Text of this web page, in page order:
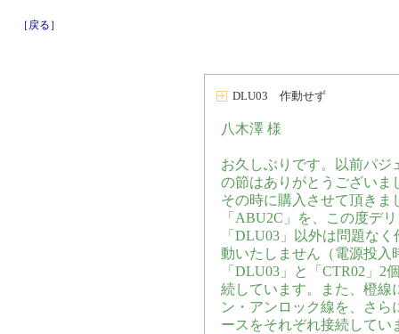
［戻る］
DLU03 作動せず
八木澤 様
お久しぶりです。以前パジ
の節はありがとうございま
その時に購入させて頂きま
「ABU2C」を、この度デ
「DLU03」以外は問題な
動いたしません（電源投入
「DLU03」と「CTR02」
続しています。また、橙線
ン・アンロック線を、さ
ースをそれぞれ接続してい